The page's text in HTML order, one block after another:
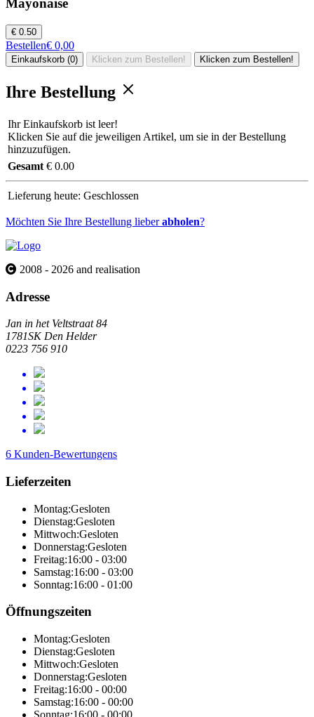
Mayonaise
€ 0.50
Bestellen€ 0,00
Einkaufskorb (0) Klicken zum Bestellen! Klicken zum Bestellen!
Ihre Bestellung
Ihr Einkaufskorb ist leer!
Klicken Sie auf die jeweiligen Artikel, um sie in der Bestellung
hinzuzufügen.
Gesamt € 0.00
Lieferung heute: Geschlossen
Möchten Sie Ihre Bestellung lieberabholen?
2008 - 2026 and realisation
Adresse
Jan in het Veltstraat 84
1781SK Den Helder
0223 756 910
6 Kunden-Bewertungens
Lieferzeiten
Montag:Gesloten
Dienstag:Gesloten
Mittwoch:Gesloten
Donnerstag:Gesloten
Freitag:16:00 - 03:00
Samstag:16:00 - 03:00
Sonntag:16:00 - 01:00
Öffnungszeiten
Montag:Gesloten
Dienstag:Gesloten
Mittwoch:Gesloten
Donnerstag:Gesloten
Freitag:16:00 - 00:00
Samstag:16:00 - 00:00